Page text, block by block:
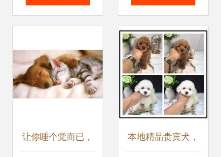
务的信赖之选 顶级盛会
让你睡个觉而已， 本地精品贵宾犬，